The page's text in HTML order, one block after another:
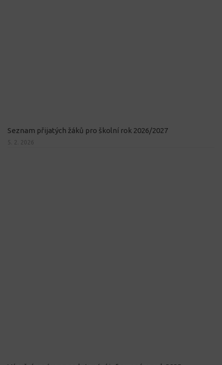
Seznam přijatých žáků pro školní rok 2026/2027
5. 2. 2026